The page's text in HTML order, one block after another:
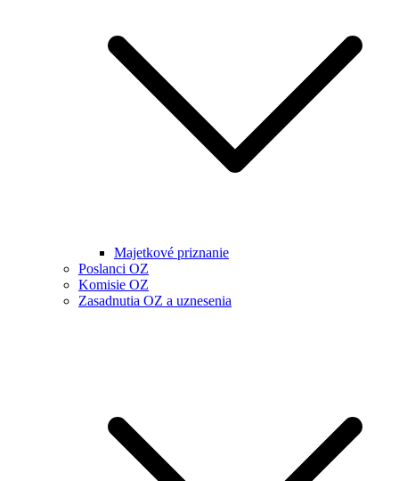
Majetkové priznanie
Poslanci OZ
Komisie OZ
Zasadnutia OZ a uznesenia